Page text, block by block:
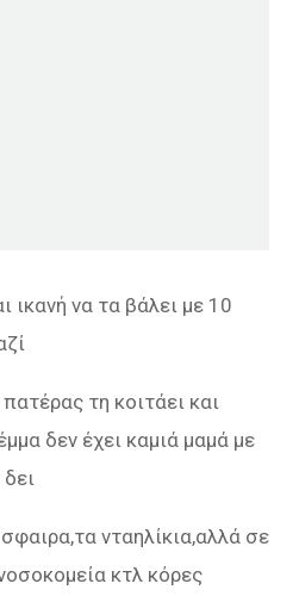
ικανή να τα βάλει με 10
πατέρας τη κοιτάει και
δεν έχει καμιά μαμά με
νταηλίκια,αλλά σε
κτλ κόρες